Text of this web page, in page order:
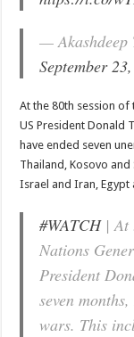
— Akashdeep
September
At the 80th session of
US President Donald
have ended seven
Thailand, Kosovo
Israel and Iran,
#WATCH| At
Nations
President
seven
wars. This